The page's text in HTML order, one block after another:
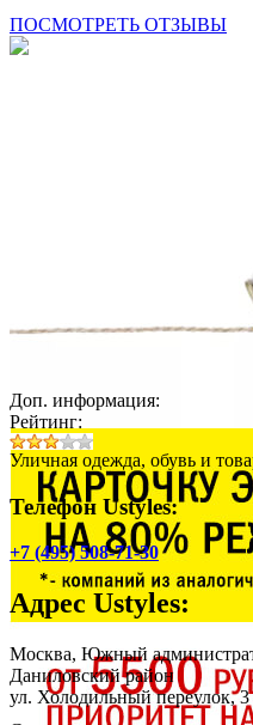
ПОСМОТРЕТЬ ОТЗЫВЫ
Доп. информация:
Рейтинг:
Уличная одежда, обувь и
Телефон Ustyles:
+7 (495) 508-71-30
Адрес Ustyles:
Москва, Южный
Даниловский район
ул. Холодильный переулок, 3